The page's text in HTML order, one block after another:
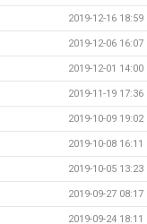
2019-12-16 18:59
2019-12-06 16:07
2019-12-01 14:00
2019-11-19 17:36
2019-10-09 19:02
2019-10-08 16:11
2019-10-05 13:23
2019-09-27 08:17
2019-09-24 18:11